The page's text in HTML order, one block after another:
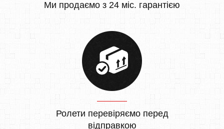
Ми продаємо з 24 міс. гарантією
Ролети перевіряємо перед
відправкою